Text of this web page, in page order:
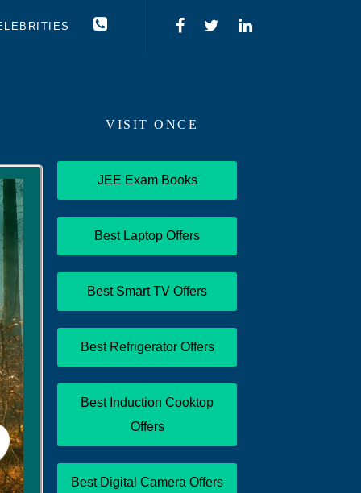
VISIT ONCE
JEE Exam Books
Best Laptop Offers
Best Smart TV Offers
Best Refrigerator Offers
Best Induction Cooktop
Offers
Best Digital Camera Offers